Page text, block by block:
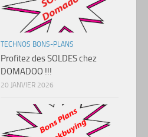
TECHNOS BONS-PLANS
Profitez des SOLDES chez
DOMADOO !!!
20 JANVIER 2026